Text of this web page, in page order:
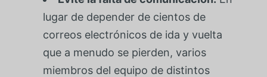
lugar de depender de cientos de
correos electrónicos de ida y vuelta
que a menudo se pierden, varios
miembros del equipo de distintos